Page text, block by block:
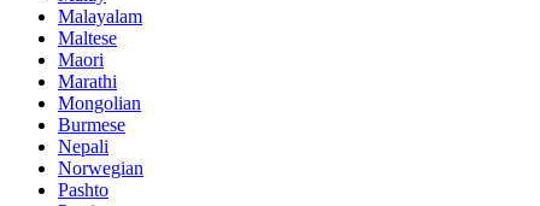
Malayalam
Maltese
Maori
Marathi
Mongolian
Burmese
Nepali
Norwegian
Pashto